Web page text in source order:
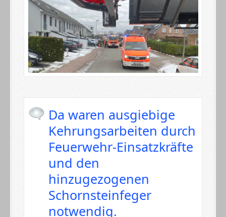
Da waren ausgiebige
Kehrungsarbeiten durch
Feuerwehr-Einsatzkräfte
und den
hinzugezogenen
Schornsteinfeger
notwendig.